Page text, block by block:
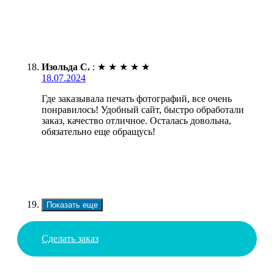
Изольда С. : ★ ★ ★ ★ ★
18.07.2024
Где заказывала печать фотографий, все очень
понравилось! Удобный сайт, быстро обработали
заказ, качество отличное. Осталась довольна,
обязательно еще обращусь!
Показать еще
Сделать заказ